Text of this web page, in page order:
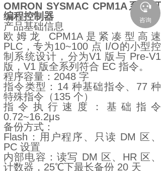
OMRON SYSMAC CPM1A系列可
编程控制器
产品基础信息
欧姆龙 CPM1A是紧凑型高速
PLC，专为10~100 点 I/O的小型控
制系统设计，分为V1 版与 Pre-V1
版，V1 版全系列符合 EC 指令。
程序容量：2048 字
指令类型：14 种基础指令、77 种
特殊指令（135 个）
指令执行速度：基础指令
0.72~16.2μs
备份方式：
Flash：用户程序、只读 DM 区、
PC 设置
内部电容：读写 DM 区、HR 区、
计数器，25℃下最长备份 20 天
咨询